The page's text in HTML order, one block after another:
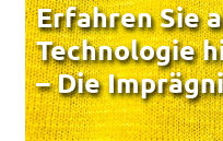
Erfahren Sie
Technologie
– Die